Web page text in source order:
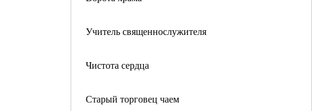
Учитель священнослужителя
Чистота сердца
Старый торговец чаем